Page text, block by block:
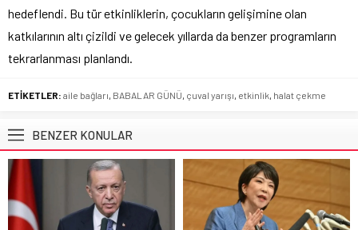
hedeflendi. Bu tür etkinliklerin, çocukların gelişimine olan
katkılarının altı çizildi ve gelecek yıllarda da benzer programların
tekrarlanması planlandı.
ETİKETLER: aile bağları, BABALAR GÜNÜ, çuval yarışı, etkinlik, halat çekme
BENZER KONULAR